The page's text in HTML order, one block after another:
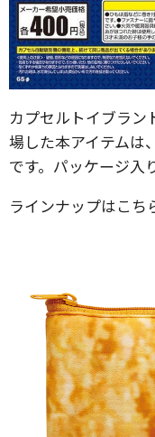
カプセルトイブラン
場した本アイテムは
です。パッケージ入
ラインナップはこち